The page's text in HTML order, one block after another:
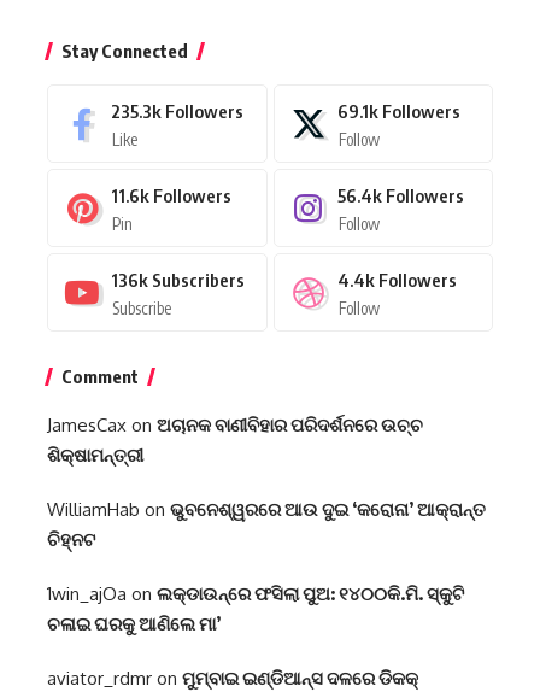
Stay Connected
235.3k Followers
Like
69.1k Followers
Follow
11.6k Followers
Pin
56.4k Followers
Follow
136k Subscribers
Subscribe
4.4k Followers
Follow
Comment
JamesCax on ଅଚାନକ ବାଣୀବିହାର ପରିଦର୍ଶନରେ ଉଚ୍ଚ
ଶିକ୍ଷାମନ୍ତ୍ରୀ
WilliamHab on ଭୁବନେଶ୍ୱରରେ ଆଉ ଦୁଇ ‘କରୋନା’ ଆକ୍ରାନ୍ତ
ଚିହ୍ନଟ
1win_ajOa on ଲକ୍‌ଡାଉନ୍‌ରେ ଫସିଲା ପୁଅ: ୧୪୦୦କି.ମି. ସ୍କୁଟି
ଚଳାଇ ଘରକୁ ଆଣିଲେ ମା’
aviator_rdmr on ମୁମ୍ବାଇ ଇଣ୍ଡିଆନ୍ସ ଦଳରେ ଡିକକ୍‌